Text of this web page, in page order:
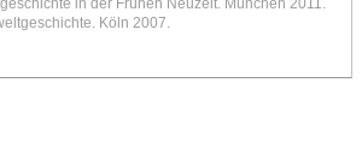
in der Frühen Neuzeit. München 2011.
Köln 2007.